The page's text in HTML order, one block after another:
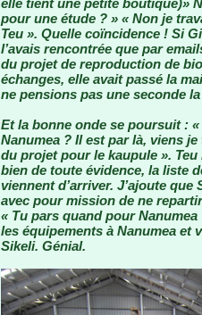
elle tient une petite boutique)»
pour une étude ? » « Non je
Teu ». Quelle coïncidence ! Si
l’avais rencontrée que par
du projet de reproduction de
échanges, elle avait passé la
ne pensions pas une seconde
Et la bonne onde se poursuit :
Nanumea ? Il est par là, viens
du projet pour le kaupule ».
bien de toute évidence, la liste
viennent d’arriver. J’ajoute
avec pour mission de ne
« Tu pars quand pour
les équipements à Nanumea et
Sikeli. Génial.